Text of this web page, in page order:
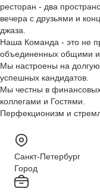
ресторан - два
вечера с друзьями и
джаза.
Наша Команда - это не
объединенных общими
Мы настроены на
успешных кандидатов.
Мы честны в
коллегами и Гостями.
Перфекционизм и
Санкт-Петербург
Город